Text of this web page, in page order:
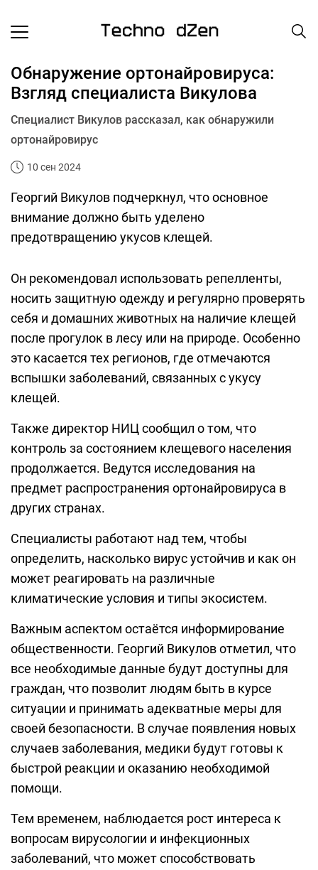
Обнаружение ортонайровируса:
Взгляд специалиста Викулова
Специалист Викулов рассказал, как обнаружили
ортонайровирус
10 сен 2024
Георгий Викулов подчеркнул, что основное
внимание должно быть уделено
предотвращению укусов клещей.
Он рекомендовал использовать репелленты,
носить защитную одежду и регулярно проверять
себя и домашних животных на наличие клещей
после прогулок в лесу или на природе. Особенно
это касается тех регионов, где отмечаются
вспышки заболеваний, связанных с укусу
клещей.
Также директор НИЦ сообщил о том, что
контроль за состоянием клещевого населения
продолжается. Ведутся исследования на
предмет распространения ортонайровируса в
других странах.
Специалисты работают над тем, чтобы
определить, насколько вирус устойчив и как он
может реагировать на различные
климатические условия и типы экосистем.
Важным аспектом остаётся информирование
общественности. Георгий Викулов отметил, что
все необходимые данные будут доступны для
граждан, что позволит людям быть в курсе
ситуации и принимать адекватные меры для
своей безопасности. В случае появления новых
случаев заболевания, медики будут готовы к
быстрой реакции и оказанию необходимой
помощи.
Тем временем, наблюдается рост интереса к
вопросам вирусологии и инфекционных
заболеваний, что может способствовать